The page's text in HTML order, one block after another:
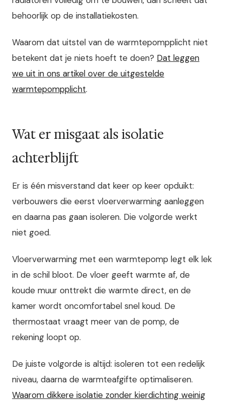
behoorlijk op de installatiekosten.
Waarom dat uitstel van de warmtepompplicht niet
betekent dat je niets hoeft te doen? Dat leggen
we uit in ons artikel over de uitgestelde
warmtepompplicht.
Wat er misgaat als isolatie
achterblijft
Er is één misverstand dat keer op keer opduikt:
verbouwers die eerst vloerverwarming aanleggen
en daarna pas gaan isoleren. Die volgorde werkt
niet goed.
Vloerverwarming met een warmtepomp legt elk lek
in de schil bloot. De vloer geeft warmte af, de
koude muur onttrekt die warmte direct, en de
kamer wordt oncomfortabel snel koud. De
thermostaat vraagt meer van de pomp, de
rekening loopt op.
De juiste volgorde is altijd: isoleren tot een redelijk
niveau, daarna de warmteafgifte optimaliseren.
Waarom dikkere isolatie zonder kierdichting weinig